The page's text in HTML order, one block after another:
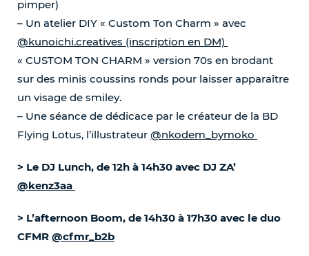
pimper)
– Un atelier DIY « Custom Ton Charm » avec
@kunoichi.creatives (inscription en DM)
« CUSTOM TON CHARM » version 70s en brodant
sur des minis coussins ronds pour laisser apparaître
un visage de smiley.
– Une séance de dédicace par le créateur de la BD
Flying Lotus, l’illustrateur @nkodem_bymoko
> Le DJ Lunch, de 12h à 14h30 avec DJ ZA’
@kenz3aa
> L’afternoon Boom, de 14h30 à 17h30 avec le duo
CFMR @cfmr_b2b